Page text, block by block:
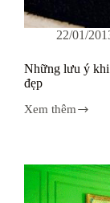
22/01/
Những lưu ý khi
đẹp
Xem thêm
Những
thiết